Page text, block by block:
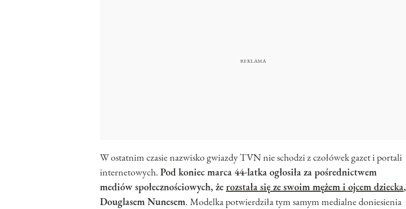
W ostatnim czasie nazwisko gwiazdy TVN nie schodzi z czołówek gazet i portali
internetowych.Pod koniec marca 44-latka ogłosiła za pośrednictwem
mediów społecznościowych, żerozstała się ze swoim mężem i ojcem dziecka,
Douglasem Nunesem. Modelka potwierdziła tym samym medialne doniesienia